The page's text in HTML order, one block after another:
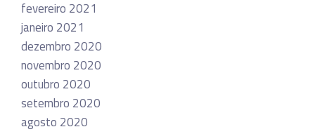
fevereiro 2021
janeiro 2021
dezembro 2020
novembro 2020
outubro 2020
setembro 2020
agosto 2020